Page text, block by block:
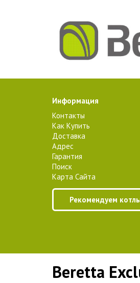
Информация
Контакты
Как Купить
Доставка
Адрес
Гарантия
Поиск
Карта Сайта
Рекомендуем
Beretta